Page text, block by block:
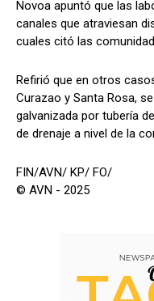
Novoa apuntó que las
canales que atraviesan
cuales citó las
Refirió que en otros
Curazao y Santa Rosa,
galvanizada por tubería
de drenaje a nivel de la
FIN/AVN/ KP/ FO/
© AVN - 2025